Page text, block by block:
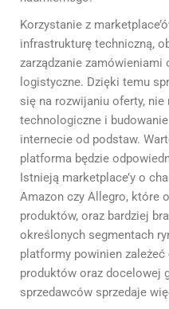
Korzystanie z
infrastrukturę techniczną,
zarządzanie zamówieniami
logistyczne. Dzięki temu
się na rozwijaniu oferty,
technologiczne i
internecie od podstaw.
platforma będzie
Istnieją marketplace’y o
Amazon czy Allegro, które
produktów, oraz bardziej
określonych segmentach
platformy powinien
produktów oraz docelowej
sprzedawców sprzedaje